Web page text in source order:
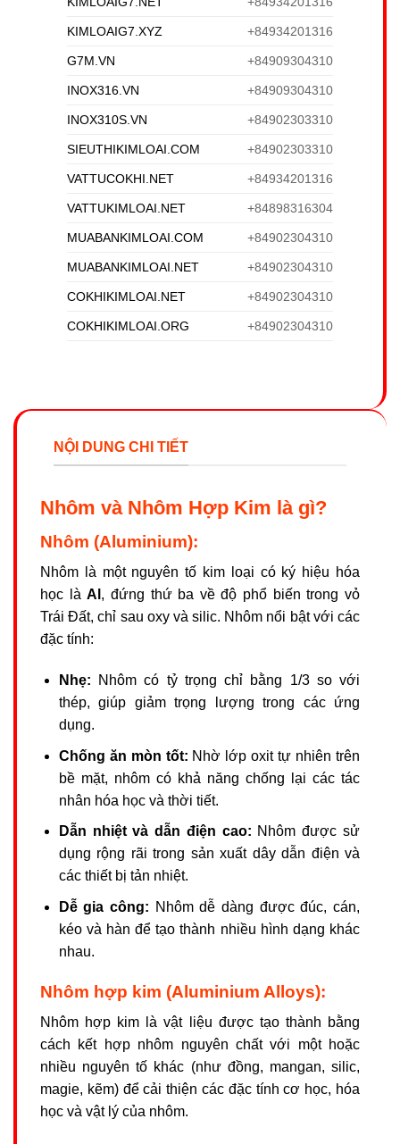
KIMLOAIG7.XYZ +84934201316
G7M.VN +84909304310
INOX316.VN +84909304310
INOX310S.VN +84902303310
SIEUTHIKIMLOAI.COM +84902303310
VATTUCOKHI.NET +84934201316
VATTUKIMLOAI.NET +84898316304
MUABANKIMLOAI.COM +84902304310
MUABANKIMLOAI.NET +84902304310
COKHIKIMLOAI.NET +84902304310
COKHIKIMLOAI.ORG +84902304310
NỘI DUNG CHI TIẾT
Nhôm và Nhôm Hợp Kim là gì?
Nhôm (Aluminium):
Nhôm là một nguyên tố kim loại có ký hiệu hóa
học làAl , đứng thứ ba về độ phổ biến trong vỏ
Trái Đất, chỉ sau oxy và silic. Nhôm nổi bật với các
đặc tính:
Nhẹ: Nhôm có tỷ trọng chỉ bằng 1/3 so với
thép, giúp giảm trọng lượng trong các ứng
dụng.
Chống ăn mòn tốt: Nhờ lớp oxit tự nhiên trên
bề mặt, nhôm có khả năng chống lại các tác
nhân hóa học và thời tiết.
Dẫn nhiệt và dẫn điện cao: Nhôm được sử
dụng rộng rãi trong sản xuất dây dẫn điện và
các thiết bị tản nhiệt.
Dễ gia công: Nhôm dễ dàng được đúc, cán,
kéo và hàn để tạo thành nhiều hình dạng khác
nhau.
Nhôm hợp kim (Aluminium Alloys):
Nhôm hợp kim là vật liệu được tạo thành bằng
cách kết hợp nhôm nguyên chất với một hoặc
nhiều nguyên tố khác (như đồng, mangan, silic,
magie, kẽm) để cải thiện các đặc tính cơ học, hóa
học và vật lý của nhôm.